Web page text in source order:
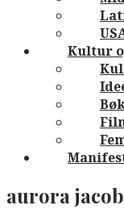
Kultur
aurora